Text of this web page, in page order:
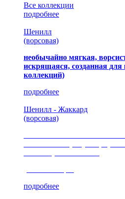
Все коллекции
подробнее
Шенилл
(ворсовая)
необычайно мягкая,
искрящаяся, созданная
коллекций)
подробнее
Шенилл - Жаккард
(ворсовая)
подробнее